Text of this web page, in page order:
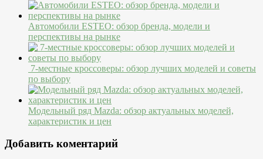
Автомобили ESTEO: обзор бренда, модели и
перспективы на рынке
7-местные кроссоверы: обзор лучших моделей и советы
по выбору
Модельный ряд Mazda: обзор актуальных моделей,
характеристик и цен
Добавить коментарий